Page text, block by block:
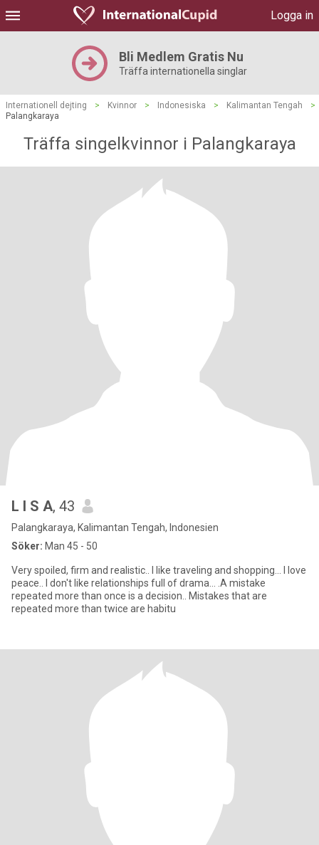
Logga in
Bli Medlem Gratis Nu
Träffa internationella singlar
Internationell dejting > Kvinnor > Indonesiska > Kalimantan Tengah
>
Palangkaraya
Träffa singelkvinnor i Palangkaraya
L I S A, 43
Palangkaraya, Kalimantan Tengah, Indonesien
Söker: Man 45 - 50
Very spoiled, firm and realistic.. I like traveling and shopping... I love
peace.. I don't like relationships full of drama... .A mistake
repeated more than once is a decision.. Mistakes that are
repeated more than twice are habitu